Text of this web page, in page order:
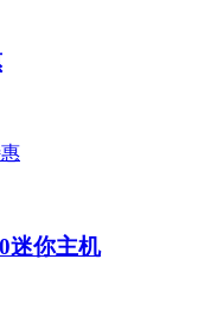
迷你主机